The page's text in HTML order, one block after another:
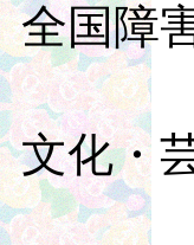
全国障
文化・